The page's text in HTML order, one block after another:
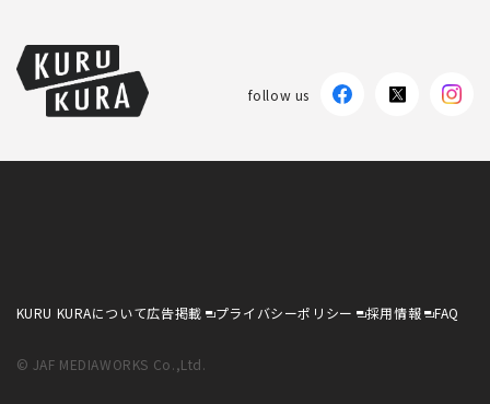
follow us
KURU KURAについて広告掲載 プライバシーポリシー 採用情報 FAQ
© JAF MEDIAWORKS Co.,Ltd.